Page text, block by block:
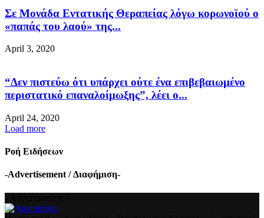
Σε Μονάδα Εντατικής Θεραπείας λόγω κορωνοϊού ο
«παπάς του λαού» της...
April 3, 2020
“Δεν πιστεύω ότι υπάρχει ούτε ένα επιβεβαιωμένο
περιστατικό επαναλοίμωξης”, λέει ο...
April 24, 2020
Load more
Ροή Ειδήσεων
-Advertisement / Διαφήμιση-